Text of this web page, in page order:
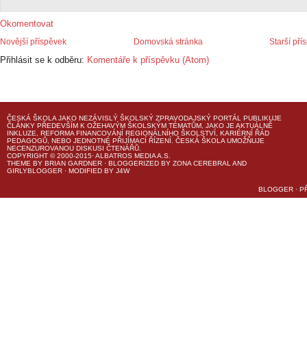
Okomentovat
Novější příspěvek Starší
Domovská stránka
Přihlásit se k odběru: Komentáře k příspěvku (Atom)
ČESKÁ ŠKOLA JAKO NEZÁVISLÝ ŠKOLSKÝ ZPRAVODAJSKÝ PORTÁL PUBLIKUJE
ČLÁNKY PŘEDEVŠÍM K OŽEHAVÝM ŠKOLSKÝM TÉMATŮM, JAKO JE AKTUÁLNĚ
INKLUZE, REFORMA FINANCOVÁNÍ REGIONÁLNÍHO ŠKOLSTVÍ, KARIÉRNÍ ŘÁD
PEDAGOGŮ, NEBO JEDNOTNÉ PŘIJÍMACÍ ŘÍZENÍ. ČESKÁ ŠKOLA UMOŽŇUJE
NECENZUROVANOU DISKUSI ČTENÁŘŮ.
COPYRIGHT © 2000-2015· ALBATROS MEDIA A.S.
THEME BY BRIAN GARDNER · BLOGGERIZED BY ZONA CEREBRAL AND
GIRLYBLOGGER · MODIFIED BY J4W
BLOGGER ·